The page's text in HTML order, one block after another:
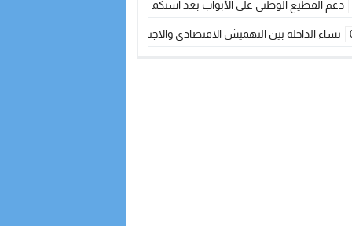
دعم القطيع الوطني على الأبواب بعد استكمال الترقيم… الفلاحة المغربية
نساء الداخلة بين التهميش الاقتصادي والاجتماعي… في المؤسسات الإنتاجية